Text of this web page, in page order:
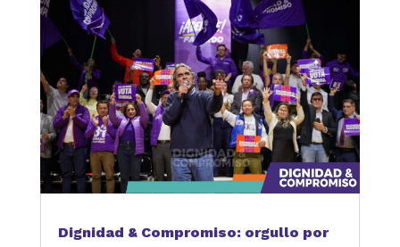
Dignidad & Compromiso: orgullo por